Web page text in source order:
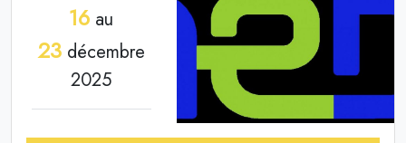
16 au
23décembre
2025